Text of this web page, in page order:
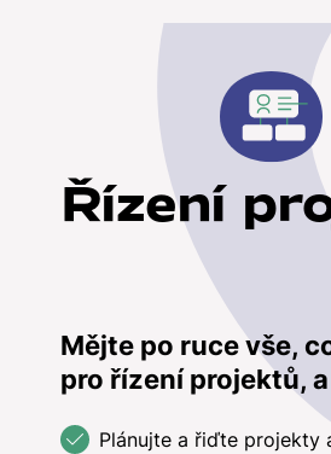
Řízení
Mějte po ruce vše,
pro řízení projektů,
Plánujte a řiďte projekty